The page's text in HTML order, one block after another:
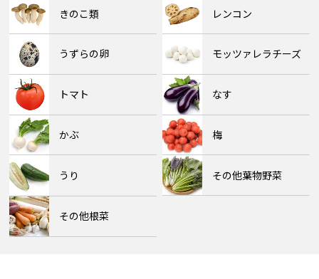
きのこ類 レンコン
うずらの卵 モッツァレラチーズ
トマト なす
かぶ 梅
うり その他葉物野菜
その他根菜